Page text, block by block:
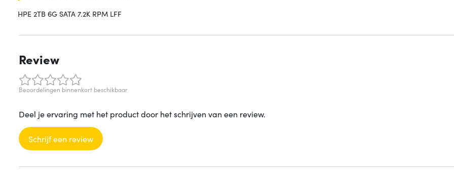
HPE 2TB 6G SATA 7.2K RPM LFF
Review
Beoordelingen binnenkort beschikbaar
Deel je ervaring met het product door het schrijven van een review.
Schrijf een review